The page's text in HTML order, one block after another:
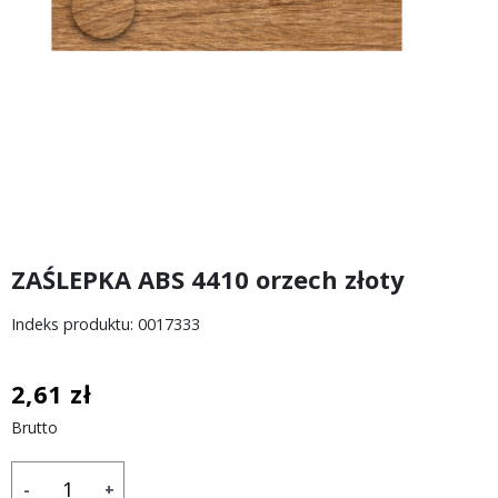
ZAŚLEPKA ABS 4410 orzech złoty
Indeks produktu: 0017333
2,61 zł
Brutto
- +